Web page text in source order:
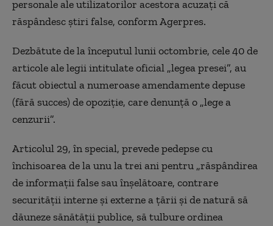
personale ale utilizatorilor acestora acuzaţi că
răspândesc ştiri false, conform Agerpres.
Dezbătute de la începutul lunii octombrie, cele 40 de
articole ale legii intitulate oficial „legea presei”, au
făcut obiectul a numeroase amendamente depuse
(fără succes) de opoziţie, care denunţă o „lege a
cenzurii”.
Articolul 29, în special, prevede pedepse cu
închisoarea de la unu la trei ani pentru „răspândirea
de informaţii false sau înşelătoare, contrare
securităţii interne şi externe a ţării şi de natură să
dăuneze sănătăţii publice, să tulbure ordinea